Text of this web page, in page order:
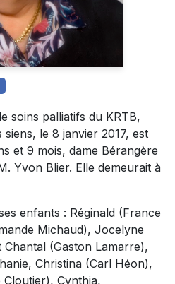
soins palliatifs du KRTB,
le 8 janvier 2017, est
et 9 mois, dame Bérangère
Yvon Blier. Elle demeurait à
enfants : Réginald (France
Michaud), Jocelyne
(Gaston Lamarre),
Christina (Carl Héon),
Cynthia,